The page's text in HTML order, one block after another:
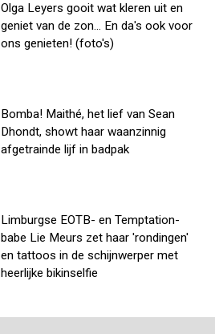
Olga Leyers gooit wat kleren uit en
geniet van de zon... En da's ook voor
ons genieten! (foto's)
Bomba! Maithé, het lief van Sean
Dhondt, showt haar waanzinnig
afgetrainde lijf in badpak
Limburgse EOTB- en Temptation-
babe Lie Meurs zet haar 'rondingen'
en tattoos in de schijnwerper met
heerlijke bikinselfie